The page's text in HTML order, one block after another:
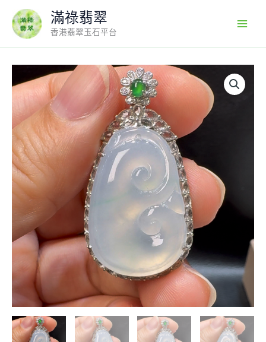
content
滿祿翡翠
香港翡翠玉石平台
翡
貨
玉
器
如
意
翡
翠
40-
21-
9.7mm
量